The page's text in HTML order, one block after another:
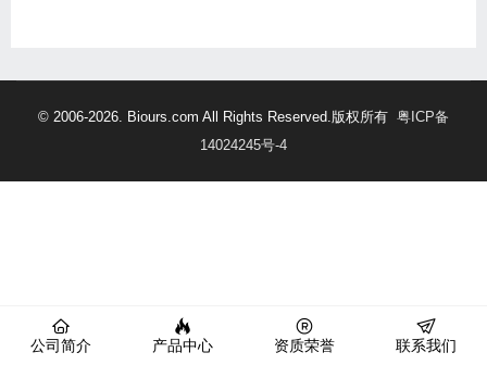
© 2006-2026. Biours.com All Rights Reserved.版权所有 粤ICP备
14024245号-4
公司简介 产品中心 资质荣誉 联系我们